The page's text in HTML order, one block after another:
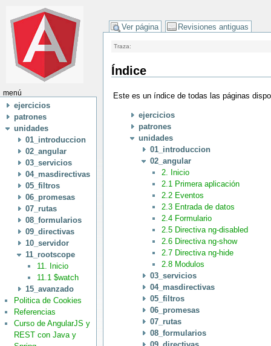
menú
ejercicios
patrones
unidades
01_introduccion
02_angular
03_servicios
04_masdirectivas
05_filtros
06_promesas
07_rutas
08_formularios
09_directivas
10_servidor
11_rootscope
11. Inicio
11.1 $watch
15_avanzado
Politica de Cookies
Referencias
Curso de AngularJS y
REST con Java y
Ver página Revisiones antiguas
Traza:
Índice
Este es un índice de todas las páginas
ejercicios
patrones
unidades
01_introduccion
02_angular
2. Inicio
2.1 Primera aplicación
2.2 Eventos
2.3 Entrada de datos
2.4 Formulario
2.5 Directiva ng-disabled
2.6 Directiva ng-show
2.7 Directiva ng-hide
2.8 Modulos
03_servicios
04_masdirectivas
05_filtros
06_promesas
07_rutas
08_formularios